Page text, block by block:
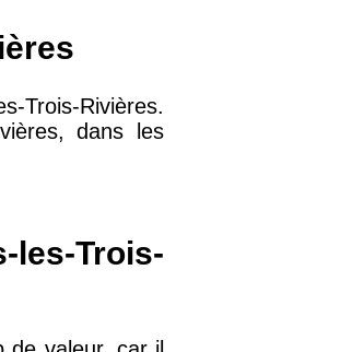
Trois-Rivières.
dans les
Trois-